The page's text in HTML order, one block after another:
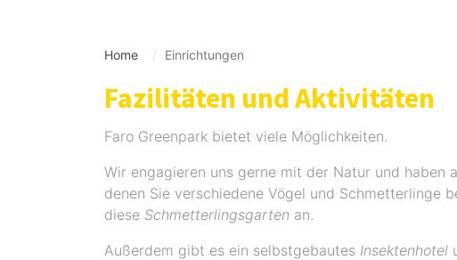
Home Einrichtungen
Fazilitäten und Aktivitäten
Faro Greenpark bietet viele Möglichkeiten.
Wir engagieren uns gerne mit der Natur und haben
denen Sie verschiedene Vögel und Schmetterlinge
diese Schmetterlingsgarten an.
Außerdem gibt es ein selbstgebautes Insektenhotel